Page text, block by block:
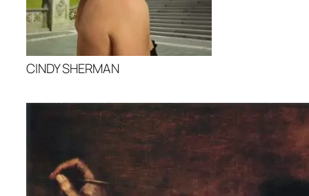
CINDY SHERMAN